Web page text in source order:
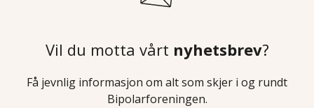
Vil du motta vårt nyhetsbrev?
Få jevnlig informasjon om alt som skjer i og rundt
Bipolarforeningen.